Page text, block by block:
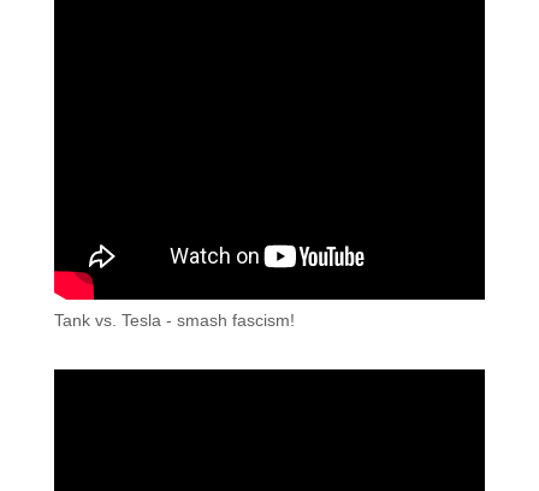
Tank vs. Tesla - smash fascism!